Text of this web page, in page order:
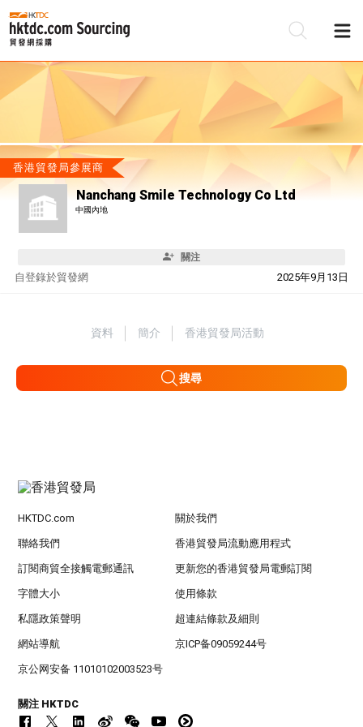
香港貿發局參展商
Nanchang Smile Technology Co Ltd
中國內地
關注
自 2025年9月13日
登錄於貿發網
資料 簡介 香港貿發局活動
搜尋
HKTDC.com 關於我們
聯絡我們 香港貿發局流動應用程式
訂閱商貿全接觸電郵通訊 更新您的香港貿發局電郵訂閱
字體大小 使用條款
私隱政策聲明 超連結條款及細則
網站導航 京ICP备09059244号
京公网安备 11010102003523号
關注 HKTDC